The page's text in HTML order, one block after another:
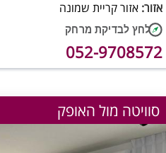
אזור: אזור קריית שמונה
052-9708572
סוויטה מול האופק